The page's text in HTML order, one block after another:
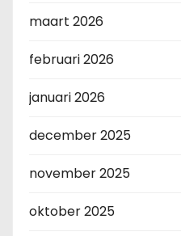
maart 2026
februari 2026
januari 2026
december 2025
november 2025
oktober 2025